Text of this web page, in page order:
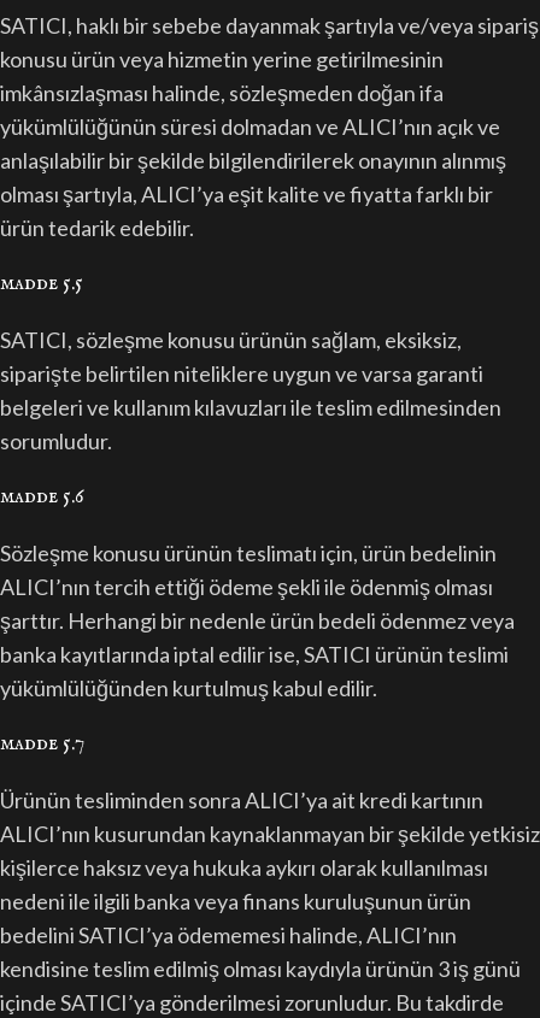
SATICI, haklı bir sebebe dayanmak şartıyla ve/veya sipariş
konusu ürün veya hizmetin yerine getirilmesinin
imkânsızlaşması halinde, sözleşmeden doğan ifa
yükümlülüğünün süresi dolmadan ve ALICI’nın açık ve
anlaşılabilir bir şekilde bilgilendirilerek onayının alınmış
olması şartıyla, ALICI’ya eşit kalite ve fiyatta farklı bir
ürün tedarik edebilir.
madde 5.5
SATICI, sözleşme konusu ürünün sağlam, eksiksiz,
siparişte belirtilen niteliklere uygun ve varsa garanti
belgeleri ve kullanım kılavuzları ile teslim edilmesinden
sorumludur.
madde 5.6
Sözleşme konusu ürünün teslimatı için, ürün bedelinin
ALICI’nın tercih ettiği ödeme şekli ile ödenmiş olması
şarttır. Herhangi bir nedenle ürün bedeli ödenmez veya
banka kayıtlarında iptal edilir ise, SATICI ürünün teslimi
yükümlülüğünden kurtulmuş kabul edilir.
madde 5.7
Ürünün tesliminden sonra ALICI’ya ait kredi kartının
ALICI’nın kusurundan kaynaklanmayan bir şekilde yetkisiz
kişilerce haksız veya hukuka aykırı olarak kullanılması
nedeni ile ilgili banka veya finans kuruluşunun ürün
bedelini SATICI’ya ödememesi halinde, ALICI’nın
kendisine teslim edilmiş olması kaydıyla ürünün 3 iş günü
içinde SATICI’ya gönderilmesi zorunludur. Bu takdirde